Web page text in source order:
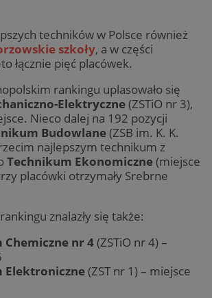
techników w Polsce również
szkoły, a w części
łącznie pięć placówek.
rankingu uplasowało się
Elektryczne(ZSTiO nr 3),
Nieco dalej na 192 pozycji
Budowlane(ZSB im. K. K.
najlepszym technikum z
Technikum Ekonomiczne(miejsce
placówki otrzymały Srebrne
znalazły się także:
nr 4(ZSTiO nr 4) –
Elektroniczne(ZST nr 1) – miejsce